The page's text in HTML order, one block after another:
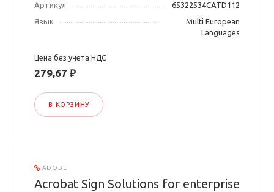
Артикул
65322534CATD112
Язык
Multi European
Languages
Цена без учета НДС
279,67 ₽
В КОРЗИНУ
ADOBE
Acrobat Sign Solutions for enterprise